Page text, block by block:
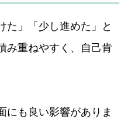
た」「少し進めた」と
み重ねやすく、自己肯
にも良い影響がありま